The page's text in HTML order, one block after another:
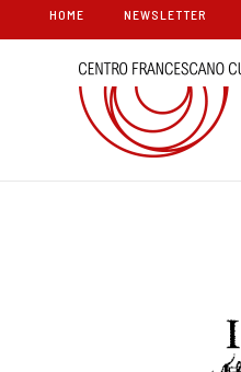
HOME NEWSLETTER